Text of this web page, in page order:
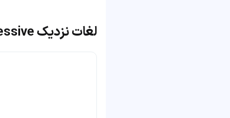
لغات نزدیک expressive